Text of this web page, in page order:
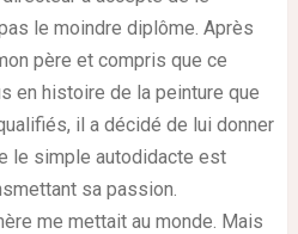
le moindre diplôme. Après
père et compris que ce
en histoire de la peinture que
il a décidé de lui donner
le simple autodidacte est
sa passion.
me mettait au monde. Mais